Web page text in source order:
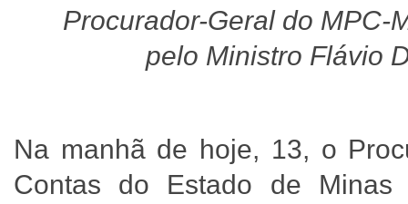
Procurador-Geral do MPC-
pelo Ministro Flávio
Na manhã de hoje, 13, o
Contas do Estado de Minas